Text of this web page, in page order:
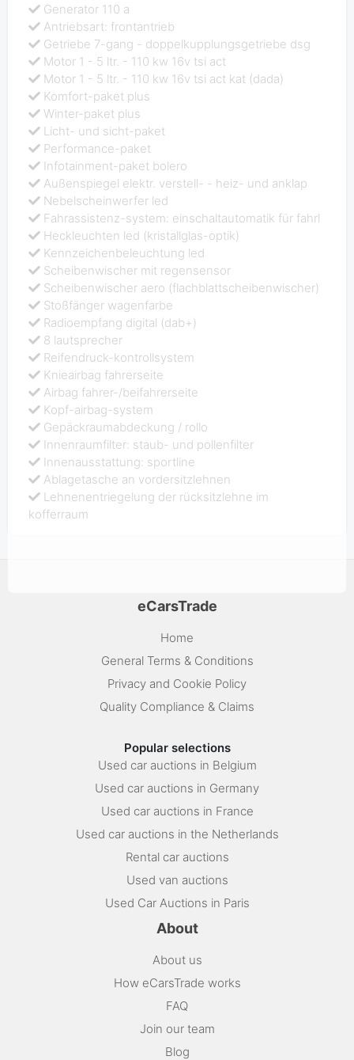
Generator 110 a
Antriebsart: frontantrieb
Getriebe 7-gang - doppelkupplungsgetriebe dsg
Motor 1 - 5 ltr. - 110 kw 16v tsi act
Motor 1 - 5 ltr. - 110 kw 16v tsi act kat (dada)
Komfort-paket plus
Winter-paket plus
Licht- und sicht-paket
Performance-paket
Infotainment-paket bolero
Außenspiegel elektr. verstell- - heiz- und anklap
Nebelscheinwerfer led
Fahrassistenz-system: einschaltautomatik für fahrl
Heckleuchten led (kristallglas-optik)
Kennzeichenbeleuchtung led
Scheibenwischer mit regensensor
Scheibenwischer aero (flachblattscheibenwischer)
Stoßfänger wagenfarbe
Radioempfang digital (dab+)
8 lautsprecher
Reifendruck-kontrollsystem
Knieairbag fahrerseite
Airbag fahrer-/beifahrerseite
Kopf-airbag-system
Gepäckraumabdeckung / rollo
Innenraumfilter: staub- und pollenfilter
Innenausstattung: sportline
Ablagetasche an vordersitzlehnen
Lehnenentriegelung der rücksitzlehne im
kofferraum
eCarsTrade
Home
General Terms & Conditions
Privacy and Cookie Policy
Quality Compliance & Claims
Popular selections
Used car auctions in Belgium
Used car auctions in Germany
Used car auctions in France
Used car auctions in the Netherlands
Rental car auctions
Used van auctions
Used Car Auctions in Paris
About
About us
How eCarsTrade works
FAQ
Join our team
Blog